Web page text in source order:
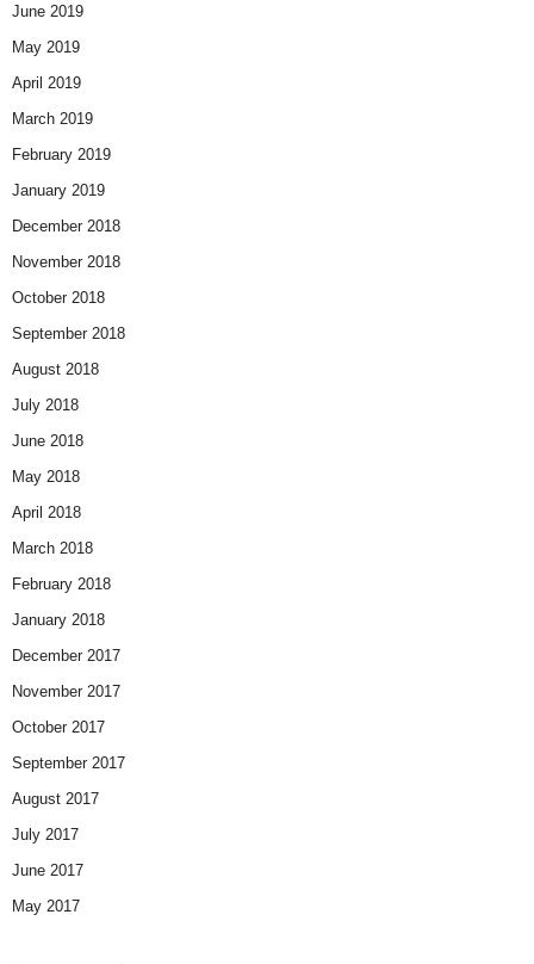
June 2019
May 2019
April 2019
March 2019
February 2019
January 2019
December 2018
November 2018
October 2018
September 2018
August 2018
July 2018
June 2018
May 2018
April 2018
March 2018
February 2018
January 2018
December 2017
November 2017
October 2017
September 2017
August 2017
July 2017
June 2017
May 2017